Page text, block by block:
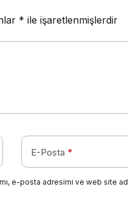
* ile işaretlenmişlerdir
E-Posta *
e-posta adresimi ve web site